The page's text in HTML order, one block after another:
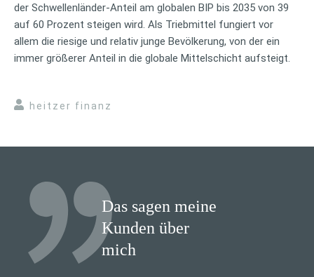
der Schwellenländer-Anteil am globalen BIP bis 2035 von 39
auf 60 Prozent steigen wird. Als Triebmittel fungiert vor
allem die riesige und relativ junge Bevölkerung, von der ein
immer größerer Anteil in die globale Mittelschicht aufsteigt.
heitzer finanz
Das sagen meine
Kunden über
mich